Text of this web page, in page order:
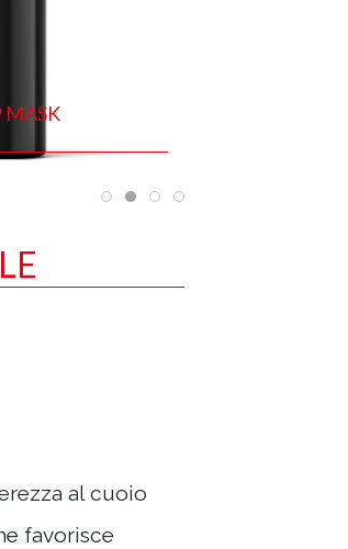
MASK
al cuoio
favorisce